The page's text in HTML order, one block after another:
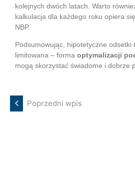
kolejnych dwóch latach. Warto
kalkulacja dla każdego roku opiera
NBP.
Podsumowując, hipotetyczne odsetki
limitowana – forma optymalizacji
mogą skorzystać świadome i dobrze
Poprzedni wpis